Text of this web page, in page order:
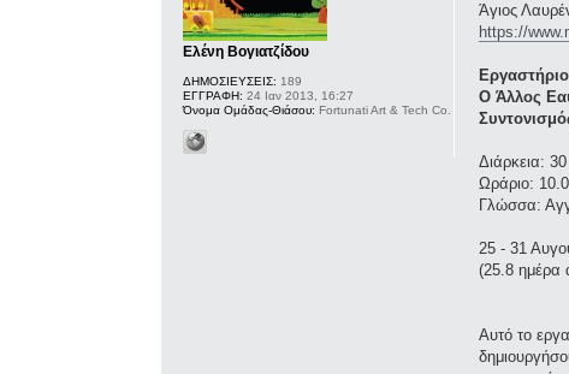
Άγιος
https://
Ο Άλλος
Διάρκεια:
Ωράριο:
Γλώσσα:
25 - 31
(25.8 ημέρα
Αυτό το
Ελένη Βογιατζίδου
ΔΗΜΟΣΙΕΥΣΕΙΣ: 189
ΕΓΓΡΑΦΗ: 24 Ιαν 2013, 16:27
Όνομα Ομάδας-Θιάσου: Fortunati Art & Tech Co.